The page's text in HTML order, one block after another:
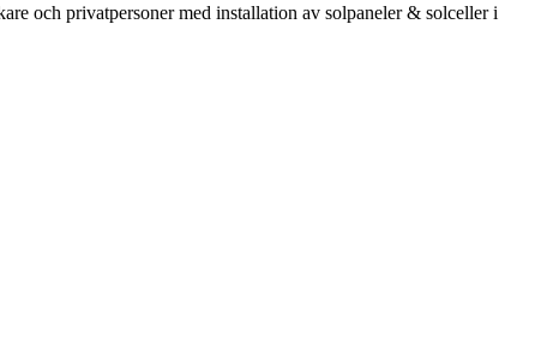
och privatpersoner med installation av solpaneler & solceller i